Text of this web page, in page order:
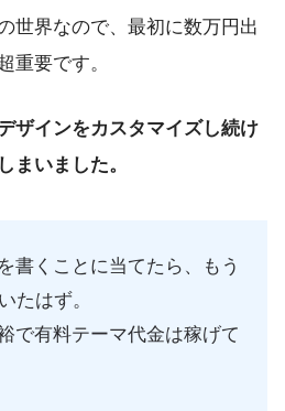
世界なので、最初に数万円出
重要です。
ザインをカスタマイズし続け
まいました。
書くことに当てたら、もう
たはず。
で有料テーマ代金は稼げて